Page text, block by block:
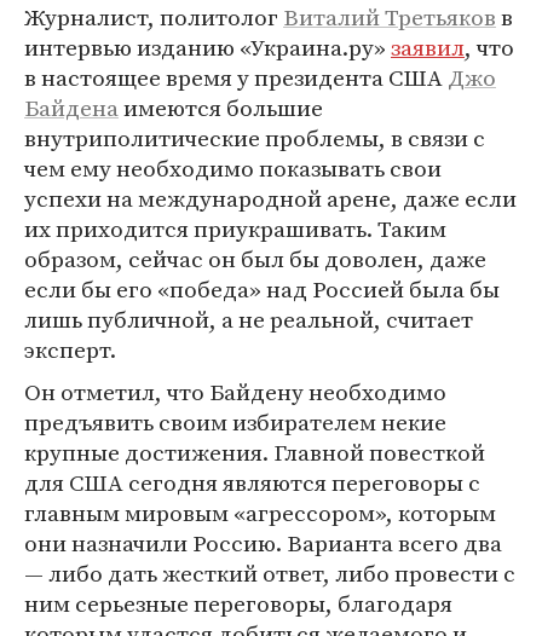
Журналист, политолог Виталий Третьяковв
интервью изданию «Украина.ру»заявил, что
в настоящее время у президента СШАДжо
Байденаимеются большие
внутриполитические проблемы, в связи с
чем ему необходимо показывать свои
успехи на международной арене, даже если
их приходится приукрашивать. Таким
образом, сейчас он был бы доволен, даже
если бы его «победа» над Россией была бы
лишь публичной, а не реальной, считает
эксперт.
Он отметил, что Байдену необходимо
предъявить своим избирателем некие
крупные достижения. Главной повесткой
для США сегодня являются переговоры с
главным мировым «агрессором», которым
они назначили Россию. Варианта всего два
— либо дать жесткий ответ, либо провести с
ним серьезные переговоры, благодаря